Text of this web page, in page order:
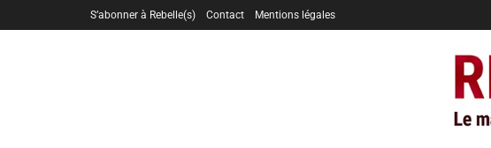
S’abonner à Rebelle(s) Contact Mentions légales